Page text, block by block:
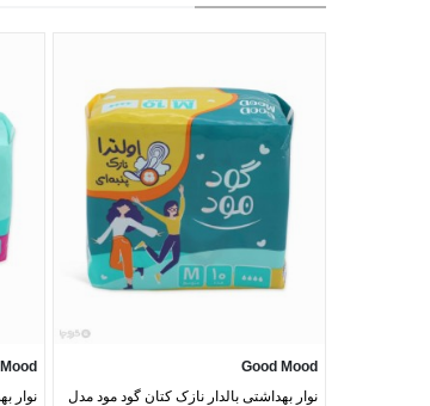
Good Mood
نوار بهداشتی بالدار نازک کتان گود مود مدل
نوار